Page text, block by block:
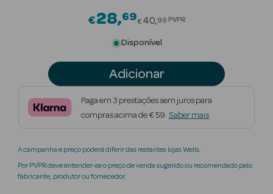
Beauty Season
Nutricosmética
Perfumes
Beauty Season
€28 69Price reduced from
€ 40 99 PVPR
Disponível
Adicionar
Paga em 3 prestações sem juros para
compras acima de € 59. Saber mais
A campanha e preço poderá diferir das restantes lojas Wells.
Por PVPR deve entender-se o preço de venda sugerido ou recomendado pelo
fabricante, produtor ou fornecedor.